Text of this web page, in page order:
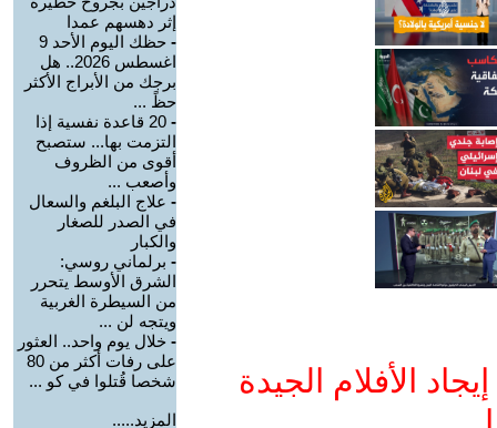
الأفلام الجيدة
إثر دهسهم عمدا
-
حظك اليوم الأحد 9
اغسطس 2026.. هل
برجك من الأبراج الأكثر
حظً ...
-
20 قاعدة نفسية إذا
التزمت بها... ستصبح
أقوى من الظروف
وأصعب ...
- علاج البلغم والسعال
في الصدر للصغار
والكبار
- برلماني روسي:
الشرق الأوسط يتحرر
من السيطرة الغربية
ويتجه لن ...
- خلال يوم واحد.. العثور
على رفات أكثر من 80
شخصا قُتلوا في كو ...
المزيد.....